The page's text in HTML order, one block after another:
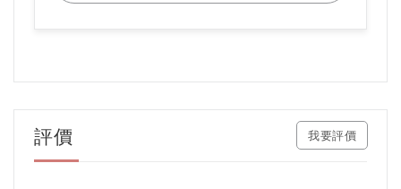
高貴典雅的新古典風房型，沈浸在藝術的國
度
坪數8坪
Panasonic LED電視
評價 我要評價